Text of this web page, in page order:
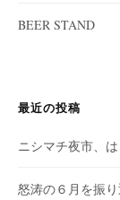
BEER STAND
最近の投稿
ニシマチ夜市、
怒涛の６月を振